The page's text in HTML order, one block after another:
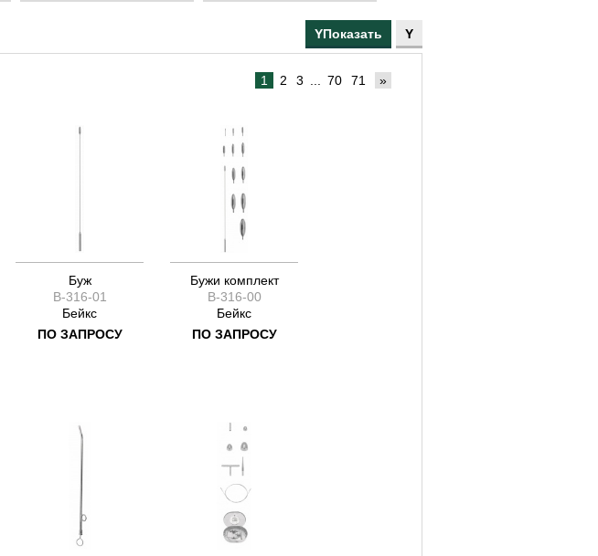
Catlin
Toennis
Yasargil
160
175
200
205
210
215
230
250
270
1 2 3 70 71 »
Буж
B-316-01
Бейкс
ПО ЗАПРОСУ
Бужи комплект
B-316-00
Бейкс
ПО ЗАПРОСУ